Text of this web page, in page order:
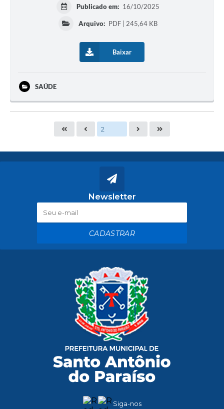
Publicado em: 16/10/2025
Arquivo: PDF | 245,64 KB
Baixar
SAÚDE
Newsletter
CADASTRAR
Siga-nos